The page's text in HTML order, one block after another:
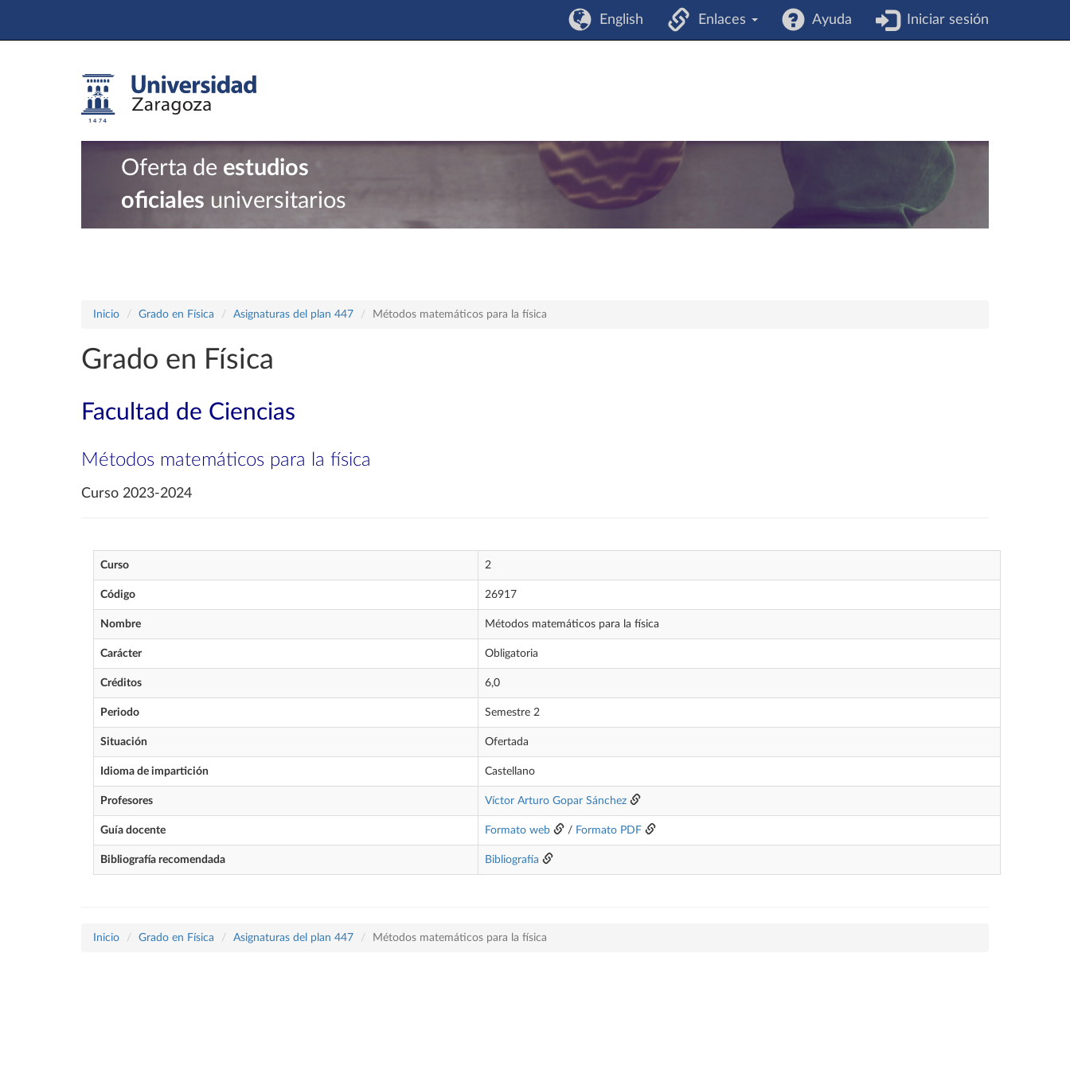
English Enlaces Ayuda Iniciar sesión
Oferta de estudios
oficiales universitarios
Inicio Grado en Física Asignaturas del plan 447 Métodos matemáticos para la física
Grado en Física
Facultad de Ciencias
Métodos matemáticos para la física
Curso 2023-2024
Curso 2
Código 26917
Nombre Métodos matemáticos para la física
Carácter Obligatoria
Créditos 6,0
Periodo Semestre 2
Situación Ofertada
Idioma de impartición Castellano
Profesores Víctor Arturo Gopar Sánchez
Guía docente Formato web / Formato PDF
Bibliografía recomendada Bibliografía
Inicio Grado en Física Asignaturas del plan 447 Métodos matemáticos para la física